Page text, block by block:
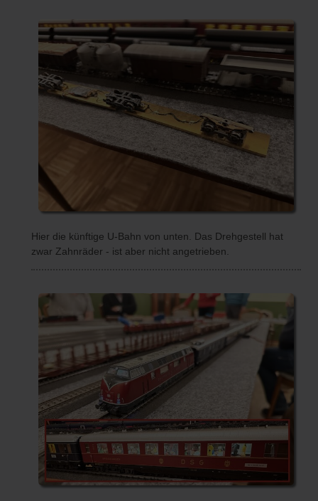
Hier die künftige U-Bahn von unten. Das Drehgestell hat
zwar Zahnräder - ist aber nicht angetrieben.